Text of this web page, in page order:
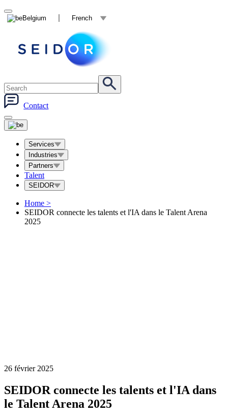
Belgium French
Contact
Services
Industries
Partners
Talent
SEIDOR
Home >
SEIDOR connecte les talents et l'IA dans le Talent Arena
2025
26 février 2025
SEIDOR connecte les talents et l'IA dans
le Talent Arena 2025